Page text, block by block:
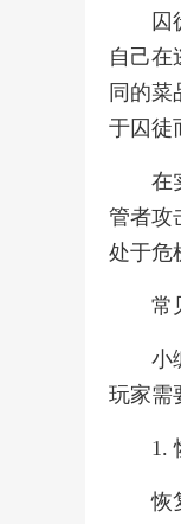
囚
自己在
同的
于囚徒
在
管者攻
处于危
常
小
玩家需
1.
恢